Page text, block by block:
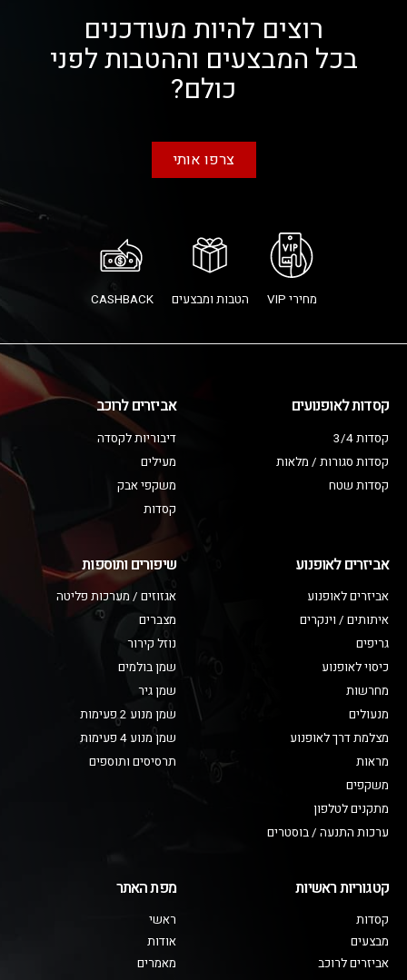
רוצים להיות מעודכנים
בכל המבצעים וההטבות לפני
כולם?
צרפו אותי
מחירי VIP הטבות ומבצעים CASHBACK
קסדות לאופנועים
קסדות 3/4
קסדות סגורות / מלאות
קסדות שטח
אביזרים לרוכב
דיבוריות לקסדה
מעילים
משקפי אבק
קסדות
אביזרים לאופנוע
אביזרים לאופנוע
איתותים / וינקרים
גריפים
כיסוי לאופנוע
מחרשות
מנעולים
מצלמת דרך לאופנוע
מראות
משקפים
מתקנים לטלפון
ערכות התנעה / בוסטרים
שיפורים ותוספות
אגזוזים / מערכות פליטה
מצברים
נוזל קירור
שמן בולמים
שמן גיר
שמן מנוע 2 פעימות
שמן מנוע 4 פעימות
תרסיסים ותוספים
קטגוריות ראשיות
קסדות
מבצעים
אביזרים לרוכב
מפת האתר
ראשי
אודות
מאמרים